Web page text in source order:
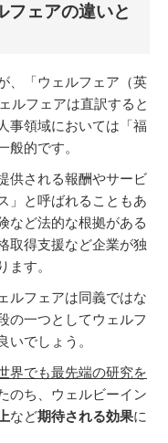
フェアの違いと
、「ウェルフェア（英
ルフェアは直訳すると
事領域においては「福
般的です。
供される報酬やサービ
」と呼ばれることもあ
など法的な根拠がある
取得支援など企業が独
ます。
ルフェアは同義ではな
の一つとしてウェルフ
いでしょう。
界でも最先端の研究を
のち、ウェルビーイン
など期待される効果に